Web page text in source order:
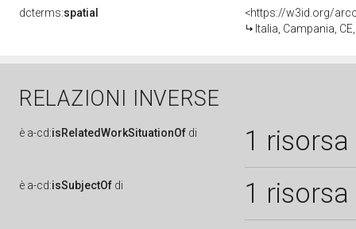
dcterms:spatial
<https://w3id.org/
Italia, Campania,
RELAZIONI INVERSE
è a-cd:isRelatedWorkSituationOf di 1 risorsa
è a-cd:isSubjectOf di 1 risorsa